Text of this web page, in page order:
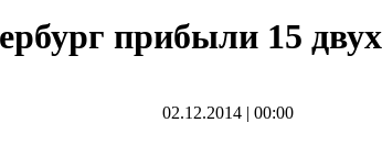
прибыли 15
02.12.2014| 00:00